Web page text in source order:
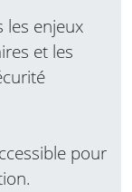
les enjeux
et les
pour